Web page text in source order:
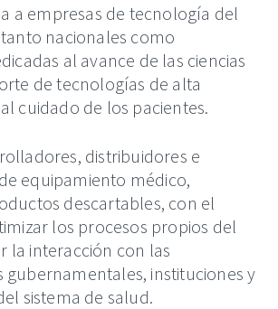
a empresas de tecnología del
nacionales como
al avance de las ciencias
de tecnologías de alta
cuidado de los pacientes.
distribuidores e
equipamiento médico,
descartables, con el
los procesos propios del
la interacción con las
gubernamentales, instituciones y
sistema de salud.